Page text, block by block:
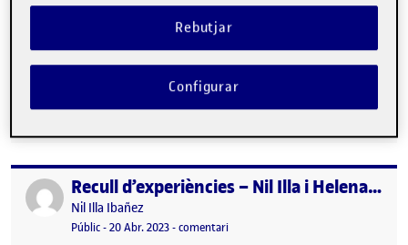
Públic-16 Maig 2023-comentari
A continuació us deixem l’enllaç al document del lliurable 2. Som
Helena Ruiz, Marina Mas i Nil Illa.
https://docs.google.com/document/d/
oflZ67pY/edit Moltes gràcies. Art i diferència: Repensem les
Publicat per Recull d’experiències – Nil Illa i Helena Ruiz
Publicat per
Nil Illa Ibañez
Visibilitat:
Públic-Data de publicació
20 Abr. 2023-comentariel Recull d’experiències – Nil Illa i
Rebutjar
Configurar